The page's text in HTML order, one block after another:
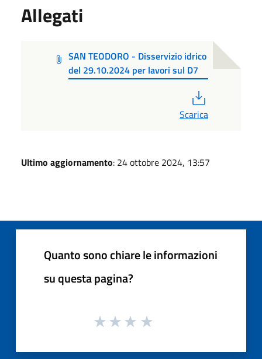
Allegati
SAN TEODORO - Disservizio idrico
del 29.10.2024 per lavori sul D7
Scarica
Ultimo aggiornamento: 24 ottobre 2024, 13:57
Quanto sono chiare le informazioni
su questa pagina?